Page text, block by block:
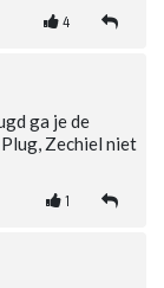
4
ga je de
Zechiel niet
1